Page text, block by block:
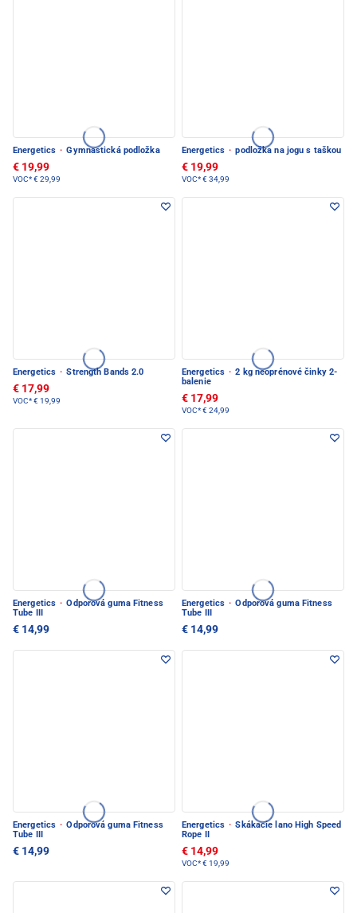
Energetics · Gymnastická podložka
€ 19,99
VOC*€ 29,99
Energetics · podložka na jogu s taškou
€ 19,99
VOC*€ 34,99
Energetics · Strength Bands 2.0
€ 17,99
VOC*€ 19,99
Energetics · 2 kg neoprénové činky 2-
balenie
€ 17,99
VOC*€ 24,99
Energetics · Odporová guma Fitness
Tube III
€ 14,99
Energetics · Odporová guma Fitness
Tube III
€ 14,99
Energetics · Odporová guma Fitness
Tube III
€ 14,99
Energetics · Skákacie lano High Speed
Rope II
€ 14,99
VOC*€ 19,99